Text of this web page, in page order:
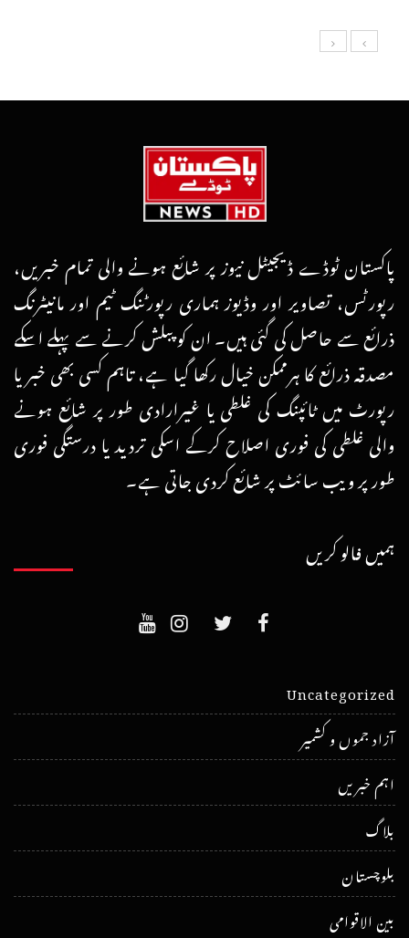
پاکستان ٹوڈے ڈیجیٹل نیوز پر شائع ہونے والی تمام خبریں،
رپورٹس، تصاویر اور وڈیوز ہماری رپورٹنگ ٹیم اور مانیٹرنگ
ذرائع سے حاصل کی گئی ہیں۔ ان کو پبلش کرنے سے پہلے اسکے
مصدقہ ذرائع کا ہرممکن خیال رکھا گیا ہے، تاہم کسی بھی خبر یا
رپورٹ میں ٹائپنگ کی غلطی یا غیرارادی طور پر شائع ہونے
والی غلطی کی فوری اصلاح کرکے اسکی تردید یا درستگی فوری
طور پر ویب سائٹ پر شائع کردی جاتی ہے۔
ہمیں فالو کریں
Uncategorized
آزاد جموں و کشمیر
اہم خبریں
بلاگ
بلوچستان
بین الاقوامی